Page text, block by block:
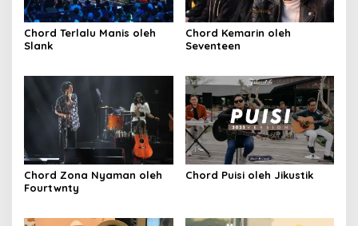
Chord Terlalu Manis oleh
Slank
Chord Kemarin oleh
Seventeen
Chord Zona Nyaman oleh
Fourtwnty
Chord Puisi oleh Jikustik